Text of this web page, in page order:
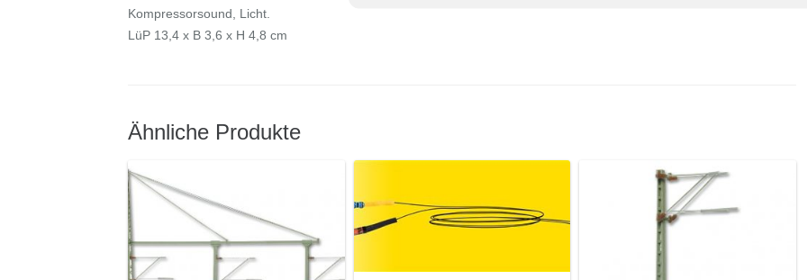
Kompressorsound, Licht.
LüP 13,4 x B 3,6 x H 4,8 cm
Ähnliche Produkte